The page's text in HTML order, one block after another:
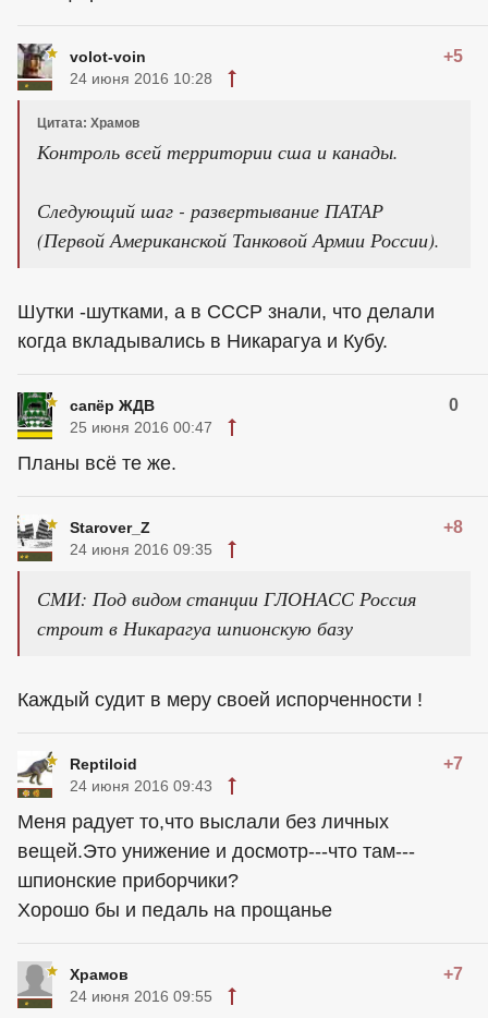
volot-voin +5
24 июня 2016 10:28
Цитата: Храмов
Контроль всей территории сша и канады.
Следующий шаг - развертывание ПАТАР
(Первой Американской Танковой Армии России).
Шутки -шутками, а в СССР знали, что делали
когда вкладывались в Никарагуа и Кубу.
сапёр ЖДВ 0
25 июня 2016 00:47
Планы всё те же.
Starover_Z +8
24 июня 2016 09:35
СМИ: Под видом станции ГЛОНАСС Россия
строит в Никарагуа шпионскую базу
Каждый судит в меру своей испорченности !
Reptiloid +7
24 июня 2016 09:43
Меня радует то,что выслали без личных
вещей.Это унижение и досмотр---что там---
шпионские приборчики?
Хорошо бы и педаль на прощанье
Храмов +7
24 июня 2016 09:55